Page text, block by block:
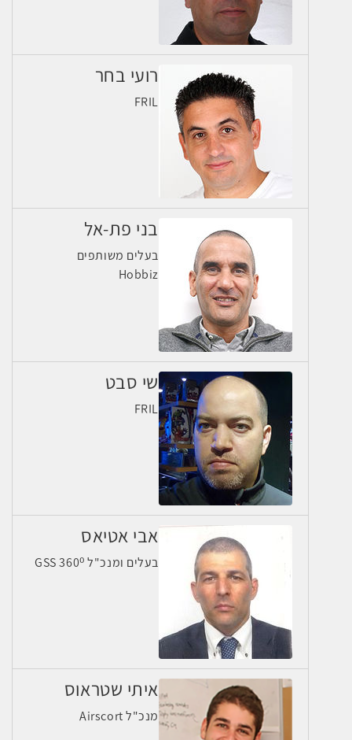
רועי בחר
FRIL
בני פת-אל
בעלים משותפים
Hobbiz
שי סבט
FRIL
אבי אטיאס
בעלים ומנכ"ל GSS 360⁰
איתי שטראוס
מנכ"ל Airscort